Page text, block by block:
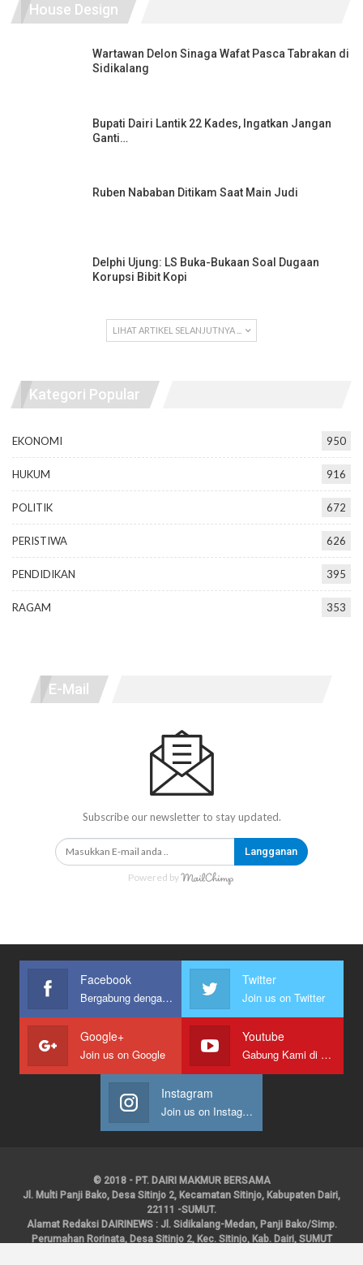
House Design
Wartawan Delon Sinaga Wafat Pasca Tabrakan di
Sidikalang
Bupati Dairi Lantik 22 Kades, Ingatkan Jangan
Ganti…
Ruben Nababan Ditikam Saat Main Judi
Delphi Ujung: LS Buka-Bukaan Soal Dugaan
Korupsi Bibit Kopi
LIHAT ARTIKEL SELANJUTNYA ...
Kategori Popular
EKONOMI 950
HUKUM 916
POLITIK 672
PERISTIWA 626
PENDIDIKAN 395
RAGAM 353
E-Mail
Subscribe our newsletter to stay updated.
Langganan
Powered by
Facebook
Bergabung dengan kami
Twitter
Join us on Twitter
Google+
Join us on Google
Youtube
Gabung Kami di Youtube
Instagram
Join us on Instagram
© 2018 - PT. DAIRI MAKMUR BERSAMA
Jl. Multi Panji Bako, Desa Sitinjo 2, Kecamatan Sitinjo, Kabupaten Dairi,
22111 -SUMUT.
Alamat Redaksi DAIRINEWS : Jl. Sidikalang-Medan, Panji Bako/Simp.
Perumahan Rorinata, Desa Sitinjo 2, Kec. Sitinjo, Kab. Dairi, SUMUT